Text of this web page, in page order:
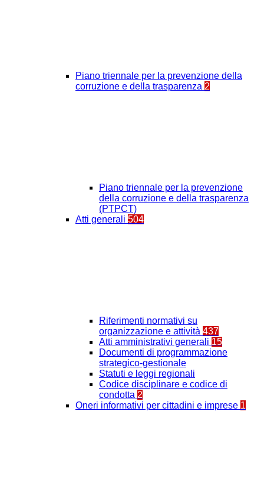
Piano triennale per la prevenzione della
corruzione e della trasparenza 2
Piano triennale per la prevenzione
della corruzione e della trasparenza
(PTPCT)
Atti generali 504
Riferimenti normativi su
organizzazione e attività 437
Atti amministrativi generali 15
Documenti di programmazione
strategico-gestionale
Statuti e leggi regionali
Codice disciplinare e codice di
condotta 2
Oneri informativi per cittadini e imprese 1